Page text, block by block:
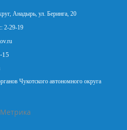
Анадырь, ул. Беринга, 20
2-29-19
15
Чукотского автономного округа